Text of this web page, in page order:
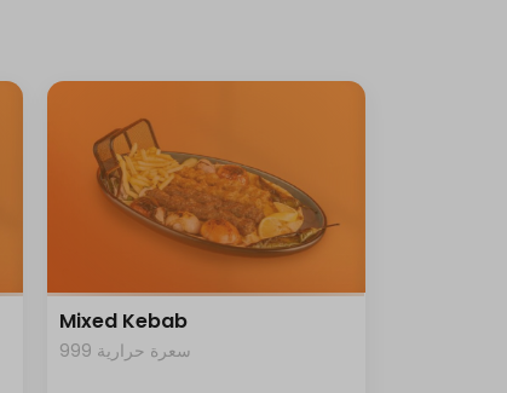
Mixed Kebab
999 سعرة حرارية